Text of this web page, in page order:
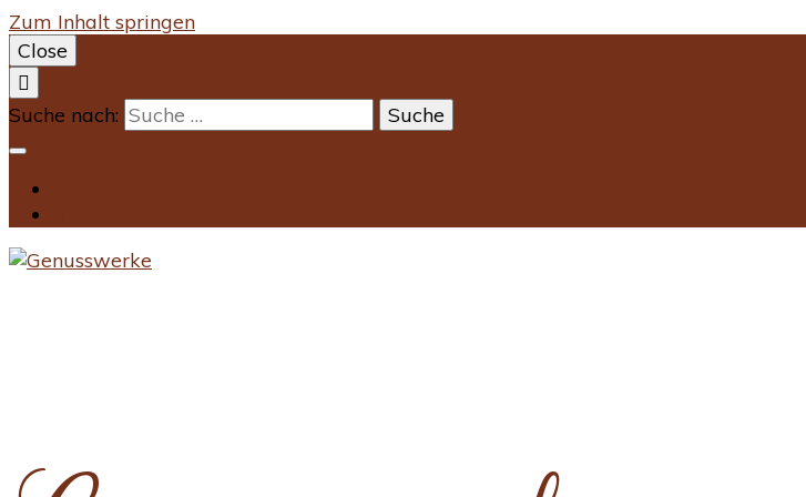
Zum Inhalt springen
Close
Suche nach: